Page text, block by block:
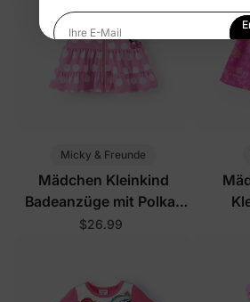
Micky & Freunde
Mädchen Kleinkind
Badeanzüge mit Polka-
Dots
$26.99
Ihre E-Mail
Indem Sie sich anmelden,
Datenschutzerklärung